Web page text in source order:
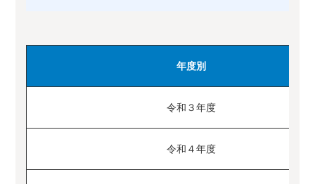
年度別
令和３年度
令和４年度